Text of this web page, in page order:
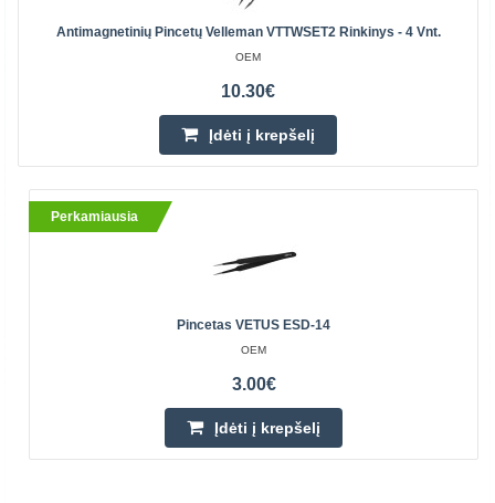
Antimagnetinių Pincetų Velleman VTTWSET2 Rinkinys - 4 Vnt.
OEM
10.30€
Įdėti į krepšelį
Perkamiausia
Pincetas VETUS ESD-14
OEM
3.00€
Įdėti į krepšelį